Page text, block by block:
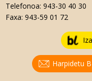
Telefonoa: 943-30 40 30
Faxa: 943-59 01 72
Harpidetu